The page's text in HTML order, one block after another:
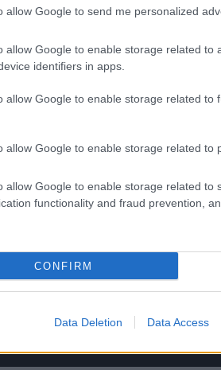
allow Google to send me personalized
allow Google to enable storage related to
identifiers in apps.
allow Google to enable storage related to
allow Google to enable storage related to
allow Google to enable storage related to
functionality and fraud prevention,
CONFIRM
Data Deletion Data Access
62.), Makowski (Melnik, 71.),
Kupa: Gera
rémálommá vált - a Vasas
esekkel verte megye I-es
nem hozott gólt, az idegek
az angyalföldiek bírták jobban.
az elsők között legyen a